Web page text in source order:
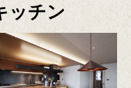
ッチン